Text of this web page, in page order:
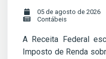
05 de agosto de 2026
Contábeis
A Receita Federal
Imposto de Renda